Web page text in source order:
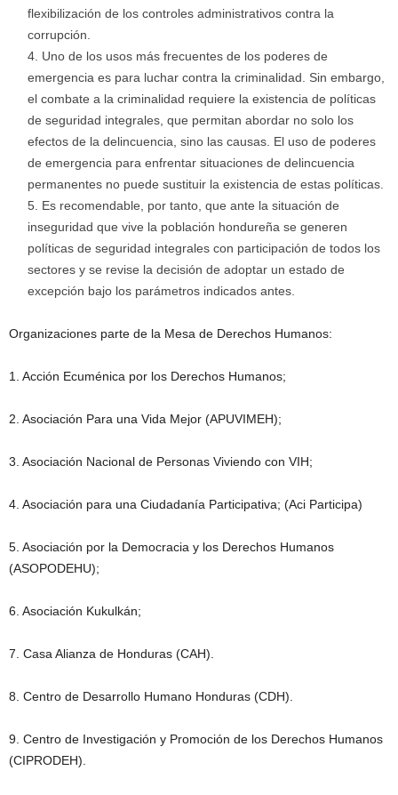
flexibilización de los controles administrativos contra la
corrupción.
Uno de los usos más frecuentes de los poderes de
emergencia es para luchar contra la criminalidad. Sin embargo,
el combate a la criminalidad requiere la existencia de políticas
de seguridad integrales, que permitan abordar no solo los
efectos de la delincuencia, sino las causas. El uso de poderes
de emergencia para enfrentar situaciones de delincuencia
permanentes no puede sustituir la existencia de estas políticas.
Es recomendable, por tanto, que ante la situación de
inseguridad que vive la población hondureña se generen
políticas de seguridad integrales con participación de todos los
sectores y se revise la decisión de adoptar un estado de
excepción bajo los parámetros indicados antes.
Organizaciones parte de la Mesa de Derechos Humanos:
1. Acción Ecuménica por los Derechos Humanos;
2. Asociación Para una Vida Mejor (APUVIMEH);
3. Asociación Nacional de Personas Viviendo con VIH;
4. Asociación para una Ciudadanía Participativa; (Aci Participa)
5. Asociación por la Democracia y los Derechos Humanos
(ASOPODEHU);
6. Asociación Kukulkán;
7. Casa Alianza de Honduras (CAH).
8. Centro de Desarrollo Humano Honduras (CDH).
9. Centro de Investigación y Promoción de los Derechos Humanos
(CIPRODEH).